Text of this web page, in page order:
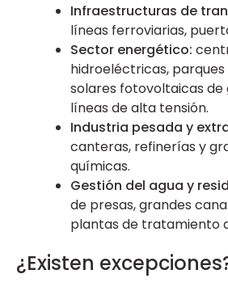
Infraestructuras de
líneas ferroviarias,
Sector energético:
hidroeléctricas,
solares fotovoltaicas de
líneas de alta tensión.
Industria pesada y
canteras, refinerías y
químicas.
Gestión del agua y
de presas, grandes
plantas de tratamiento
¿Existen